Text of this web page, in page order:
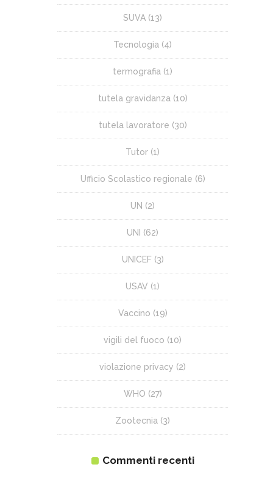
SUVA (13)
Tecnologia (4)
termografia (1)
tutela gravidanza (10)
tutela lavoratore (30)
Tutor (1)
Ufficio Scolastico regionale (6)
UN (2)
UNI (62)
UNICEF(3)
USAV (1)
Vaccino (19)
vigili del fuoco (10)
violazione privacy (2)
WHO (27)
Zootecnia (3)
Commenti recenti